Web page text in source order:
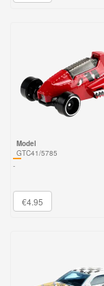
Model
GTC41/5785
-
€4.95